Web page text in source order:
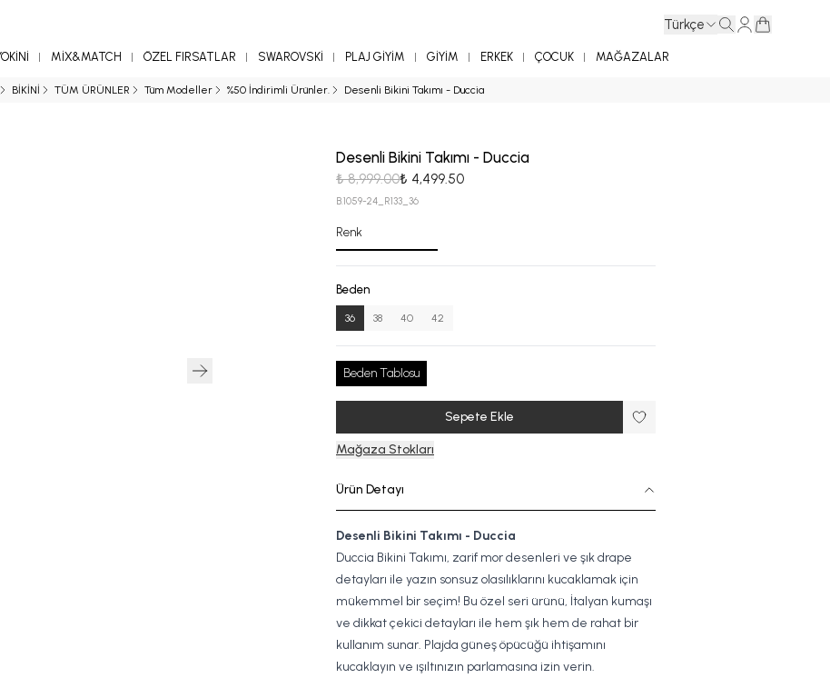
Türkçe
MİX&MATCH ÖZEL FIRSATLAR SWAROVSKİ PLAJ GİYİM GİYİM ERKEK ÇOCUK MAĞAZALAR
BİKİNİ TÜM ÜRÜNLER Tüm Modeller %50 İndirimli Ürünler. Desenli Bikini Takımı - Duccia
Desenli Bikini Takımı - Duccia
₺ 8,999.00₺ 4,499.50
B.1059-24_R133_36
Renk
Beden
36 38 40 42
Beden Tablosu
Sepete Ekle
Mağaza Stokları
Ürün Detayı
Desenli Bikini Takımı - Duccia
Duccia Bikini Takımı, zarif mor desenleri ve şık drape
detayları ile yazın sonsuz olasılıklarını kucaklamak için
mükemmel bir seçim! Bu özel seri ürünü, İtalyan kumaşı
ve dikkat çekici detayları ile hem şık hem de rahat bir
kullanım sunar. Plajda güneş öpücüğü ihtişamını
kucaklayın ve ışıltınızın parlamasına izin verin.